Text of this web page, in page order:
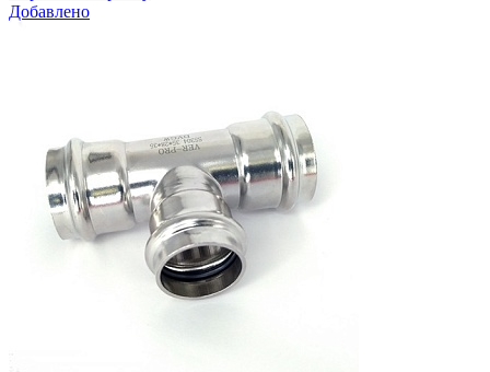
Добавлено